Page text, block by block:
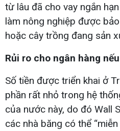
từ lâu đã cho vay ngắn
làm nông nghiệp được
hoặc cây trồng đang sản
Rủi ro cho ngân hàng
Số tiền được triển khai ở
phần rất nhỏ trong hệ
của nước này, do đó Wall
các nhà băng có thể